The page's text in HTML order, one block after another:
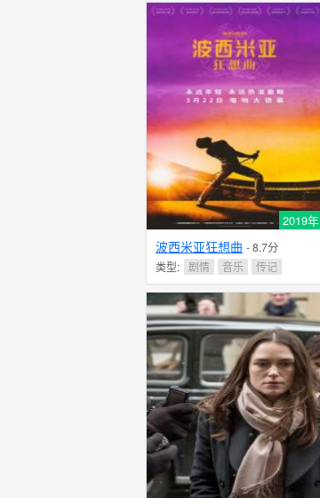
2019年
波西米亚狂想曲 - 8.7分
类型: 剧情 音乐 传记